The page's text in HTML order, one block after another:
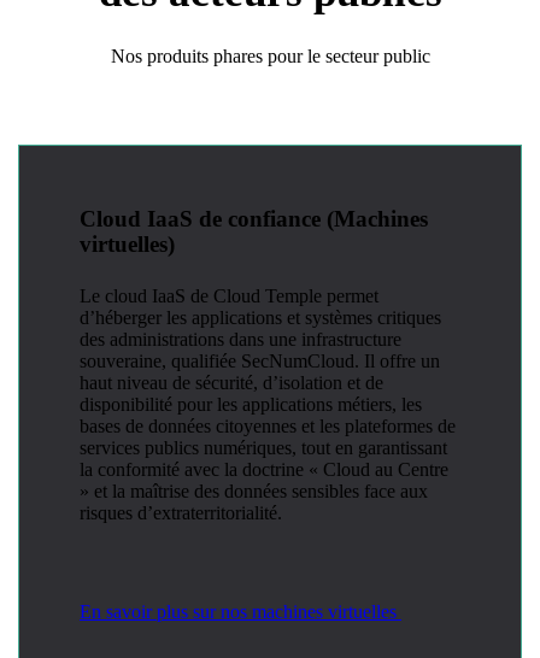
Nos produits phares pour le secteur public
Cloud IaaS de confiance (Machines
virtuelles)
Le cloud IaaS de Cloud Temple permet
d’héberger les applications et systèmes critiques
des administrations dans une infrastructure
souveraine, qualifiée SecNumCloud. Il offre un
haut niveau de sécurité, d’isolation et de
disponibilité pour les applications métiers, les
bases de données citoyennes et les plateformes de
services publics numériques, tout en garantissant
la conformité avec la doctrine « Cloud au Centre
» et la maîtrise des données sensibles face aux
risques d’extraterritorialité.
En savoir plus sur nos machines virtuelles